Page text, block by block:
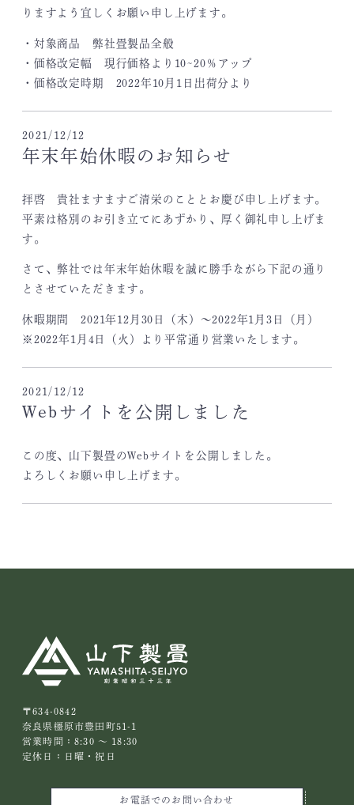
りますよう宜しくお願い申し上げます。
・対象商品 弊社畳製品全般
・価格改定幅 現行価格より10~20％アップ
・価格改定時期 2022年10月1日出荷分より
2021/12/12
年末年始休暇のお知らせ
拝啓 貴社ますますご清栄のこととお慶び申し上げます。
平素は格別のお引き立てにあずかり、厚く御礼申し上げま
す。
さて、弊社では年末年始休暇を誠に勝手ながら下記の通り
とさせていただきます。
休暇期間 2021年12月30日（木）～2022年1月3日（月）
※2022年1月4日（火）より平常通り営業いたします。
2021/12/12
Webサイトを公開しました
この度、山下製畳のWebサイトを公開しました。
よろしくお願い申し上げます。
〒634-0842
奈良県橿原市豊田町51-1
営業時間：8:30 ～ 18:30
定休日：日曜・祝日
お電話でのお問い合わせ